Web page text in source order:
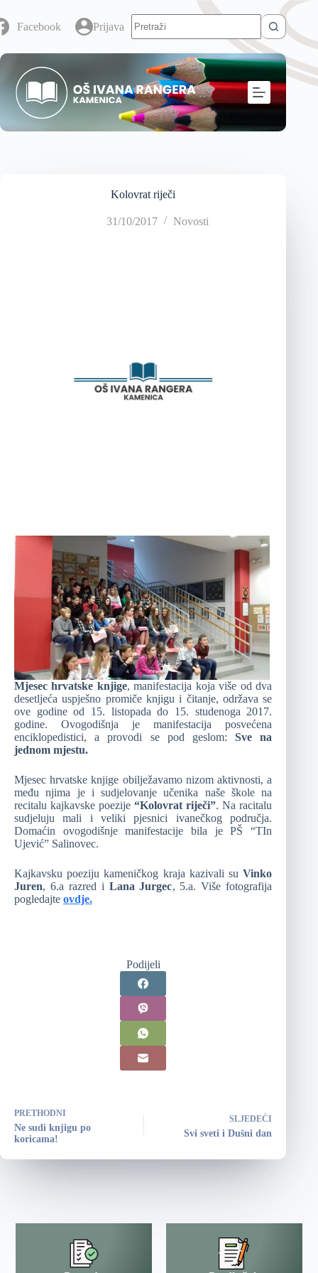
Facebook Prijava
Kolovrat riječi
31/10/2017 Novosti
Mjesec hrvatske knjige, manifestacija koja više od dva
desetljeća uspješno promiče knjigu i čitanje, održava se
ove godine od 15. listopada do 15. studenoga 2017.
godine. Ovogodišnja je manifestacija posvećena
enciklopedistici, a provodi se pod geslom:Sve na
jednom mjestu.
Mjesec hrvatske knjige obilježavamo nizom aktivnosti, a
među njima je i sudjelovanje učenika naše škole na
recitalu kajkavske poezije“Kolovrat riječi”. Na racitalu
sudjeluju mali i veliki pjesnici ivanečkog područja.
Domaćin ovogodišnje manifestacije bila je PŠ “TIn
Ujević” Salinovec.
Kajkavsku poeziju kameničkog kraja kazivali suVinko
Juren, 6.a razred i Lana Jurgec, 5.a. Više fotografija
pogledajte ovdje.
Podijeli
PRETHODNI
Ne sudi knjigu po
koricama!
SLJEDEĆI
Svi sveti i Dušni dan